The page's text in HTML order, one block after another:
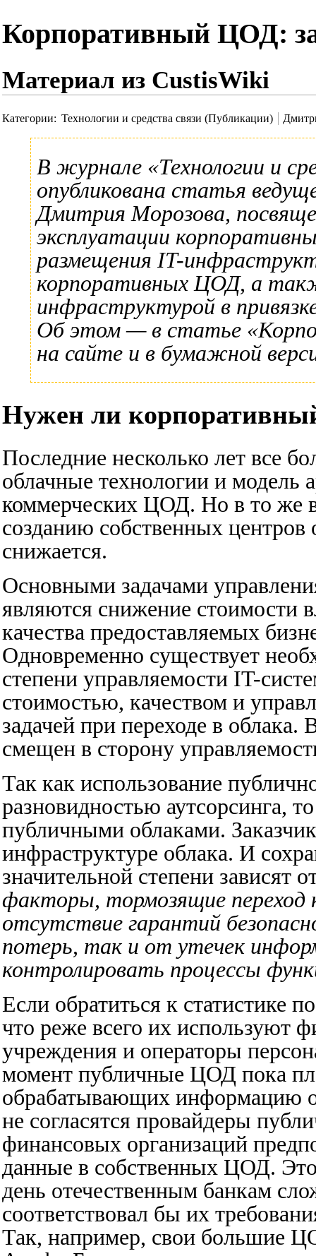
Корпоративный ЦОД:
Материал из CustisWiki
Категории: Технологии и средства связи (Публикации)
В журнале «Технологии и
опубликована статья
Дмитрия Морозова,
эксплуатации
размещения IT-
корпоративных ЦОД, а
инфраструктурой в
Об этом — в статье
на сайте и в бумажной
Нужен ли
Последние несколько лет все
облачные технологии и модель
коммерческих ЦОД. Но в то же
созданию собственных
снижается.
Основными задачами
являются снижение стоимости
качества предоставляемых
Одновременно существует
степени управляемости IT-
стоимостью, качеством и
задачей при переходе в облака.
смещен в сторону
Так как использование
разновидностью аутсорсинга,
публичными облаками.
инфраструктуре облака. И
значительной степени зависят
факторы, тормозящие
отсутствие гарантий
потерь, так и от утечек
контролировать процессы
Если обратиться к статистике
что реже всего их используют
учреждения и операторы
момент публичные ЦОД пока
обрабатывающих информацию
не согласятся провайдеры
финансовых организаций
данные в собственных ЦОД.
день отечественным банкам
соответствовал бы их
Так, например, свои большие